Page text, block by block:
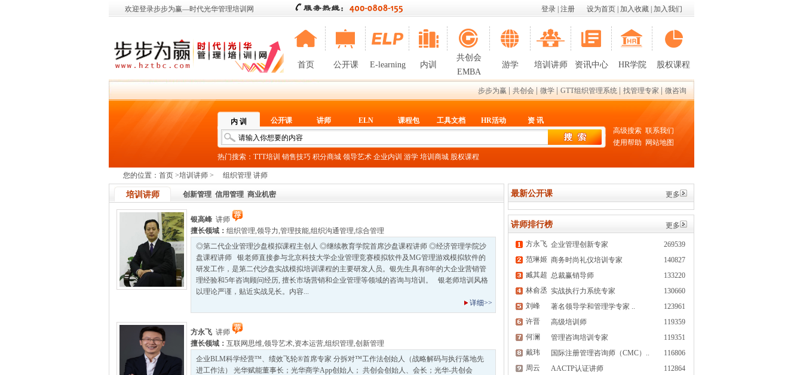
欢迎登录步步为赢—时代光华管理培训网 设为首页 加入收藏 加入我们
登录 注册
首页 公开课 E-learning 内训
共创会
EMBA
游学 培训讲师 资讯中心 HR学院 股权课程
步步为赢 共创会 微学 GTT组织管理系统 找管理专家 微咨询
内 训 公开课 讲师 ELN 课程包 工具文档 HR活动 资 讯
热门搜索： TTT培训 销售技巧 积分商城 领导艺术 企业内训 游学 培训商城 股权课程
高级搜索 联系我们
使用帮助
网站地图
您的位置： 首页 >培训讲师 > 组织管理 讲师
培训讲师 创新管理 信用管理 商业机密
银高峰 讲师
擅长领域： 组织管理,领导力,管理技能,组织沟通管理,综合管理
◎第二代企业管理沙盘模拟课程主创人 ◎继续教育学院首席沙盘课程讲师 ◎经济管理学院沙
盘课程讲师 银老师直接参与北京科技大学企业管理竞赛模拟软件及MG管理游戏模拟软件的
研发工作，是第二代沙盘实战模拟培训课程的主要研发人员。银先生具有8年的大企业营销管
理经验和5年咨询顾问经历, 擅长市场营销和企业管理等领域的咨询与培训。 银老师培训风格
以理论严谨，贴近实战见长。内容...
详细>>
方永飞 讲师
擅长领域： 互联网思维,领导艺术,资本运营,组织管理,创新管理
企业BLM科学经营™、绩效飞轮®首席专家 分拆对™工作法创始人（战略解码与执行落地先
进工作法） 光华赋能董事长；光华商学App创始人； 共创会创始人、会长；光华-共创会
最新公开课 更多
讲师排行榜 更多
方永飞 企业管理创新专家
269539
范琳姬 商务时尚礼仪培训专家
140827
臧其超 总裁赢销导师
133220
林俞丞 实战执行力系统专家
130660
刘峰
著名领导学和管理学专家 ..
123961
许晋
高级培训师
119359
何澜
管理咨询培训专家
119351
戴玮
国际注册管理咨询师（CMC）..
116806
周云
AACTP认证讲师
112864